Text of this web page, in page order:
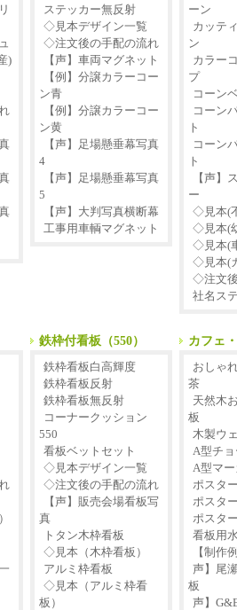
)
ステッカー無反射
◇見本デザイン一覧
◇注文後の手配の流れ
【声】車両マグネット
【例】分譲カラーコー
ン青
【例】分譲カラーコー
ン黄
【声】足場懸垂幕写真
4
【声】足場懸垂幕写真
5
【声】大判写真横断幕
工事用車輌マグネット
ーン
カッテ
ン
カラー
プ
コーン
コーン
ト
コーン
ト
【声】
ー
◇見本(
◇見本(
◇見本(
◇見本(
◇注文
社名ス
鉄枠付看板（550）
鉄枠看板白高輝度
鉄枠看板反射
鉄枠看板無反射
コーナークッション
550
看板ベットセット
◇見本デザイン一覧
◇注文後の手配の流れ
【声】販売会場看板写
真
トタン木枠看板
◇見本（木枠看板）
アルミ枠看板
◇見本（アルミ枠看
板）
カフェ
おしゃ
茶
天然木
板
木製ウ
A型チ
A型マ
ポスタ
ポスタ
ポスタ
看板用
【制作
声】尾
板
声】